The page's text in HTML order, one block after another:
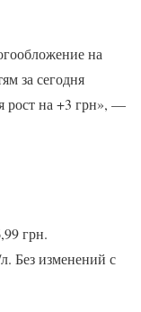
на
за сегодня
рост на +3 грн», —
грн.
Без изменений с